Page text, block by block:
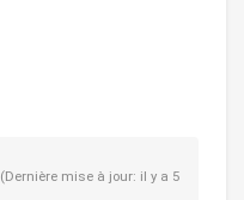
(Dernière mise à jour: il y a 5